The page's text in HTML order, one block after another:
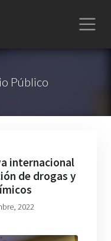
Público
internacional
de drogas y
2022